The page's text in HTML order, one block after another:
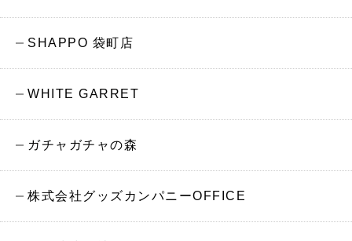
SHAPPO 袋町店
WHITE GARRET
ガチャガチャの森
株式会社グッズカンパニーOFFICE